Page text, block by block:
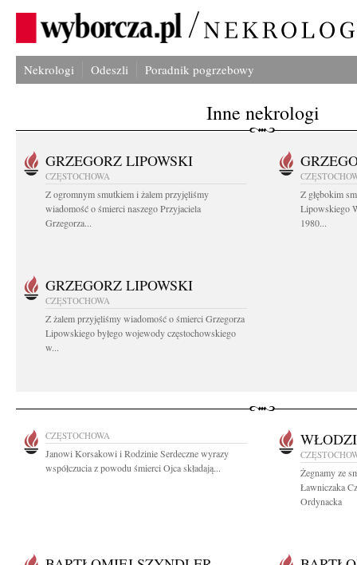
Nekrologi Odeszli Poradnik pogrzebowy
Inne nekrologi
GRZEGORZ LIPOWSKI
CZĘSTOCHOWA
Z ogromnym smutkiem i żalem przyjęliśmy
wiadomość o śmierci naszego Przyjaciela
Grzegorza...
Z głębokim
Lipowskiego
1980...
GRZEGORZ LIPOWSKI
CZĘSTOCHOWA
Z żalem przyjęliśmy wiadomość o śmierci Grzegorza
Lipowskiego byłego wojewody częstochowskiego
w...
CZĘSTOCHOWA
Janowi Korsakowi i Rodzinie Serdeczne wyrazy
współczucia z powodu śmierci Ojca składają...
Żegnamy ze
Ławniczaka
Ordynacka